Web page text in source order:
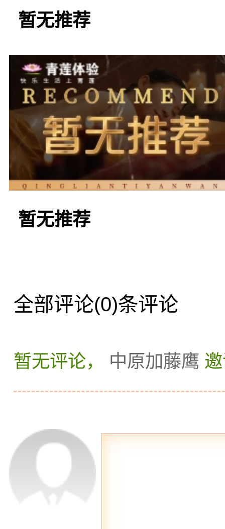
新兴但备受好评的桑拿
约时尚的装修风格所吸
如归的感觉。在这里，您
浴池等设施带来的舒适
您提供个性化的
四一家推荐的是“温
的中国风桑拿会所，以
潺潺、花草葱茏，处处
暂无推荐
暂无推荐
全部评论(0)条评论
暂无评论， 中原加藤鹰